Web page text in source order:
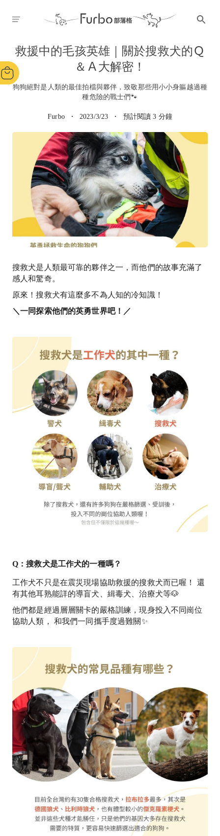
救援中的毛孩英雄｜關於搜救犬的Ｑ
＆Ａ大解密！
狗狗絕對是人類的最佳拍檔與夥伴，致敬那些用小小身軀越過種
種危險的戰士們🐾
Furbo ・ 2023/3/23 ・ 預計閱讀 3 分鐘
搜救犬是人類最可靠的夥伴之一，而他們的故事充滿了
感人和驚奇。
原來！搜救犬有這麼多不為人知的冷知識！
＼一同探索他們的英勇世界吧！／
Q：搜救犬是工作犬的一種嗎？
工作犬不只是在震災現場協助救援的搜救犬而已喔！ 還
有其他耳熟能詳的導盲犬、緝毒犬、治療犬等🐶
他們都是經過層層關卡的嚴格訓練，現身投入不同崗位
協助人類， 和我們一同攜手度過難關✨